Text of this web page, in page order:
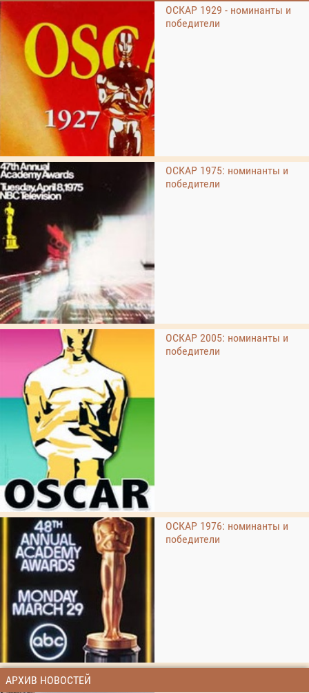
ОСКАР 1929 - номинанты и
победители
ОСКАР 1975: номинанты и
победители
ОСКАР 2005: номинанты и
победители
ОСКАР 1976: номинанты и
победители
АРХИВ НОВОСТЕЙ